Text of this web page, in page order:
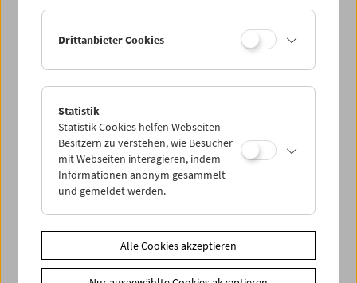
Sa 8.10.
PROGRAMM ÜBERBLICK
Share on
Drittanbieter Cookies
Statistik
Statistik-Cookies helfen Webseiten-
Besitzern zu verstehen, wie Besucher
mit Webseiten interagieren, indem
Informationen anonym gesammelt
und gemeldet werden.
Alle Cookies akzeptieren